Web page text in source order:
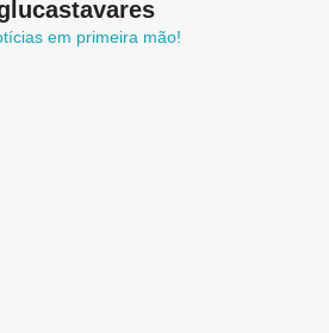
em primeira mão!